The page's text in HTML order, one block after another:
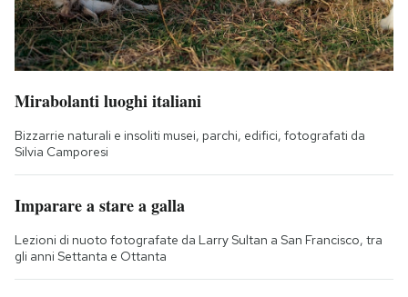
Mirabolanti luoghi italiani
Bizzarrie naturali e insoliti musei, parchi, edifici, fotografati da
Silvia Camporesi
Imparare a stare a galla
Lezioni di nuoto fotografate da Larry Sultan a San Francisco, tra
gli anni Settanta e Ottanta